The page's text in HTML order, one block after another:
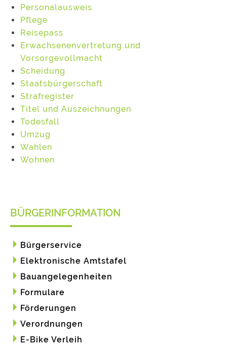
Personalausweis
Pflege
Reisepass
Erwachsenenvertretung und
Vorsorgevollmacht
Scheidung
Staatsbürgerschaft
Strafregister
Titel und Auszeichnungen
Todesfall
Umzug
Wahlen
Wohnen
BÜRGERINFORMATION
Bürgerservice
Elektronische Amtstafel
Bauangelegenheiten
Formulare
Förderungen
Verordnungen
E-Bike Verleih